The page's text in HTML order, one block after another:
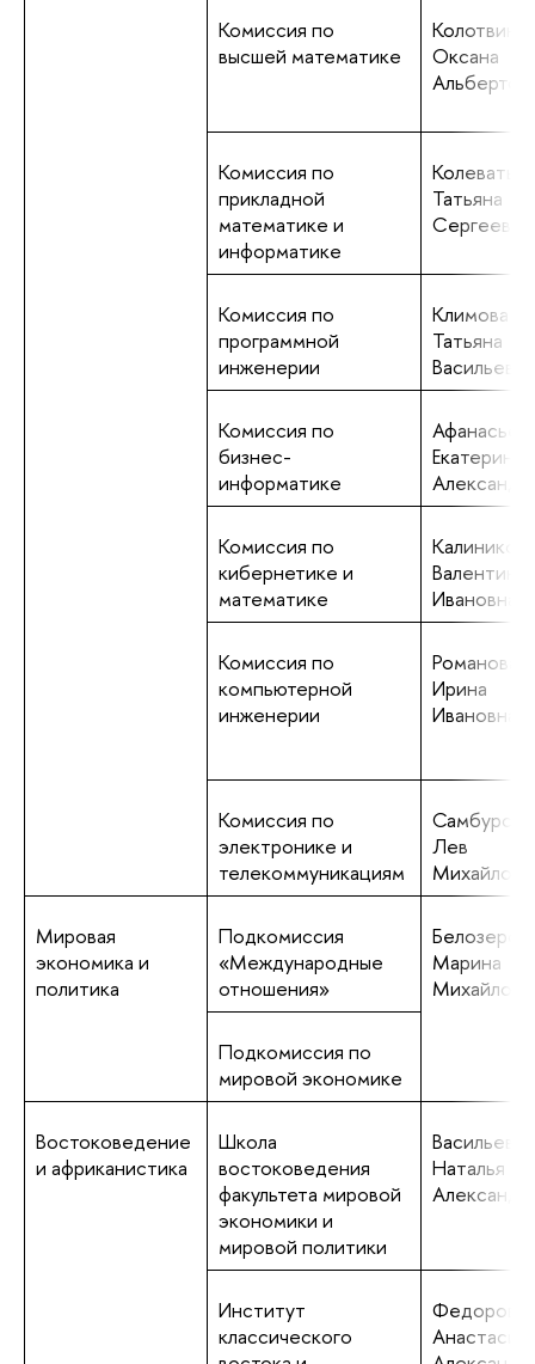
Комиссия по
высшей математике
Колотвина
Оксана
Комиссия по
прикладной
математике и
информатике
Колеватых
Татьяна
Сергеевна
Комиссия по
программной
инженерии
Климова
Татьяна
Васильевна
Комиссия по
бизнес-
информатике
Екатерина
Комиссия по
кибернетике и
математике
Калиникова
Валентина
Ивановна
Комиссия по
компьютерной
инженерии
Романова
Ирина
Ивановна
Комиссия по
электронике и
телекоммуникациям
Лев
Мировая
экономика и
политика
Подкомиссия
«Международные
отношения»
Марина
Подкомиссия по
мировой экономике
Востоковедение
и африканистика
Школа
востоковедения
факультета мировой
экономики и
мировой политики
Васильева
Наталья
Институт
классического
Федорова
Анастасия